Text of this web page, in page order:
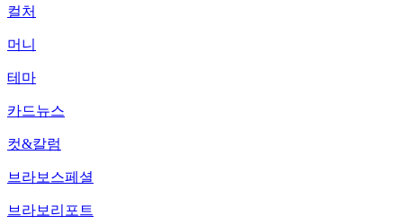
컬처
머니
테마
카드뉴스
컷&칼럼
브라보스페셜
브라보리포트